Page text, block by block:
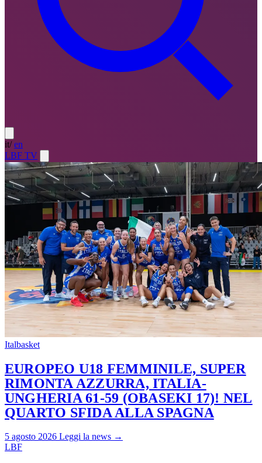
it/ en
LBF TV
Italbasket
EUROPEO U18 FEMMINILE, SUPER
RIMONTA AZZURRA, ITALIA-
UNGHERIA 61-59 (OBASEKI 17)! NEL
QUARTO SFIDA ALLA SPAGNA
5 agosto 2026 Leggi la news →
LBF